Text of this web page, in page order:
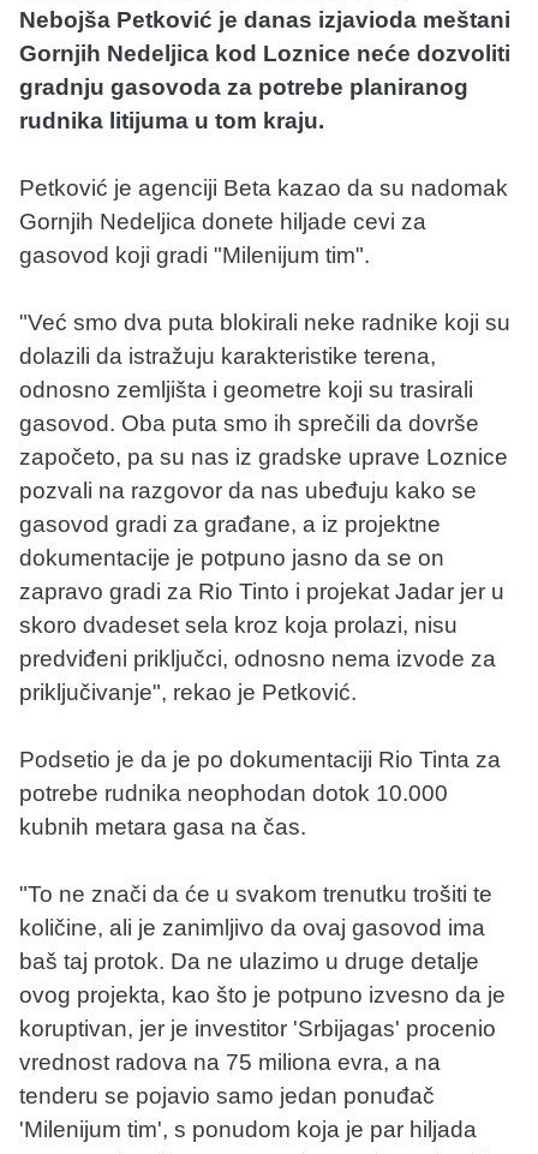
Nebojša Petković je danas izjavioda meštani
Gornjih Nedeljica kod Loznice neće dozvoliti
gradnju gasovoda za potrebe planiranog
rudnika litijuma u tom kraju.
Petković je agenciji Beta kazao da su nadomak
Gornjih Nedeljica donete hiljade cevi za
gasovod koji gradi "Milenijum tim".
"Već smo dva puta blokirali neke radnike koji su
dolazili da istražuju karakteristike terena,
odnosno zemljišta i geometre koji su trasirali
gasovod. Oba puta smo ih sprečili da dovrše
započeto, pa su nas iz gradske uprave Loznice
pozvali na razgovor da nas ubeđuju kako se
gasovod gradi za građane, a iz projektne
dokumentacije je potpuno jasno da se on
zapravo gradi za Rio Tinto i projekat Jadar jer u
skoro dvadeset sela kroz koja prolazi, nisu
predviđeni priključci, odnosno nema izvode za
priključivanje", rekao je Petković.
Podsetio je da je po dokumentaciji Rio Tinta za
potrebe rudnika neophodan dotok 10.000
kubnih metara gasa na čas.
"To ne znači da će u svakom trenutku trošiti te
količine, ali je zanimljivo da ovaj gasovod ima
baš taj protok. Da ne ulazimo u druge detalje
ovog projekta, kao što je potpuno izvesno da je
koruptivan, jer je investitor 'Srbijagas' procenio
vrednost radova na 75 miliona evra, a na
tenderu se pojavio samo jedan ponuđač
'Milenijum tim', s ponudom koja je par hiljada